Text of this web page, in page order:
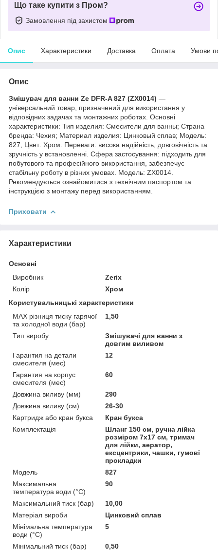
Що таке купити з Пром?
Замовлення під захистом
Опис Характеристики Доставка Оплата Умови
Опис
Змішувач для ванни Ze DFR-A 827 (ZX0014) —
універсальний товар, призначений для використання у
відповідних задачах та монтажних роботах. Основні
характеристики: Тип изделия: Смесители для ванны; Страна
бренда: Чехия; Материал изделия: Цинковый сплав; Мoдель:
827; Цвет: Хром. Переваги: висока надійність, довговічність та
зручність у встановленні. Сфера застосування: підходить для
побутового та професійного використання, забезпечує
стабільну роботу в різних умовах. Модель: ZX0014.
Рекомендується ознайомитися з технічним паспортом та
інструкцією з монтажу перед використанням.
Приховати
Характеристики
Основні
Виробник
Zerix
Колір
Хром
Користувальницькі характеристики
MAX різниця тиску гарячої
та холодної води (бар)
1,50
Тип виробу
Змішувачі для ванни з
довгим виливом
Гарантия на детали
смесителя (мес)
12
Гарантия на корпус
смесителя (мес)
60
Довжина виливу (мм)
290
Довжина виливу (см)
26-30
Картридж або кран букса
Кран букса
Комплектація
Шланг 150 см, ручна лійка
розміром 7х17 см, тримач
для лійки, аератор,
ексцентрики, чашки, гумові
прокладки
Мoдель
827
Максимальна
температура води (°C)
90
Максимальний тиск (бар)
10,00
Матеріал вироби
Цинковий сплав
Мінімальна температура
води (°C)
5
Мінімальний тиск (бар)
0,50